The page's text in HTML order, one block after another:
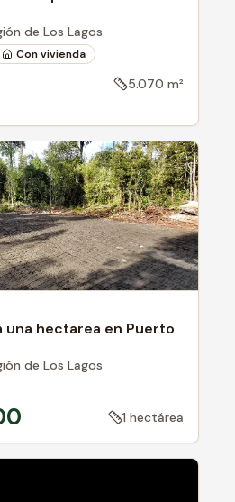
de Los Lagos
Con vivienda
5.070 m²
una hectarea en Puerto
de Los Lagos
1 hectárea